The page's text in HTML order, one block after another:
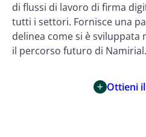
di flussi di lavoro di firma
tutti i settori. Fornisce una
delinea come si è sviluppata
il percorso futuro di Namirial.
Ottieni